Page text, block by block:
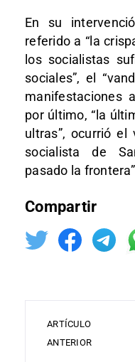
En su
referido a “la
los socialistas
sociales”, el
manifestaciones
por último, “la
ultras”, ocurrió el
socialista de
pasado la
Compartir
ARTÍCULO
ANTERIOR